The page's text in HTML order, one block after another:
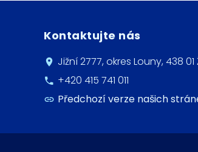
Kontaktujte nás
Jižní 2777, okres Louny, 438
+420 415 741 011
Předchozí verze našich